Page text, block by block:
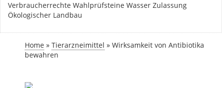
Verbraucherrechte Wahlprüfsteine Wasser Zulassung
Ökologischer Landbau
Home » Tierarzneimittel » Wirksamkeit von Antibiotika
bewahren